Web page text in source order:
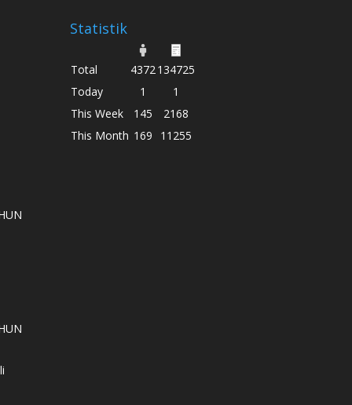
Statistik
Total 4372134725
Today
1
1
This Week
145
2168
This Month 169 11255